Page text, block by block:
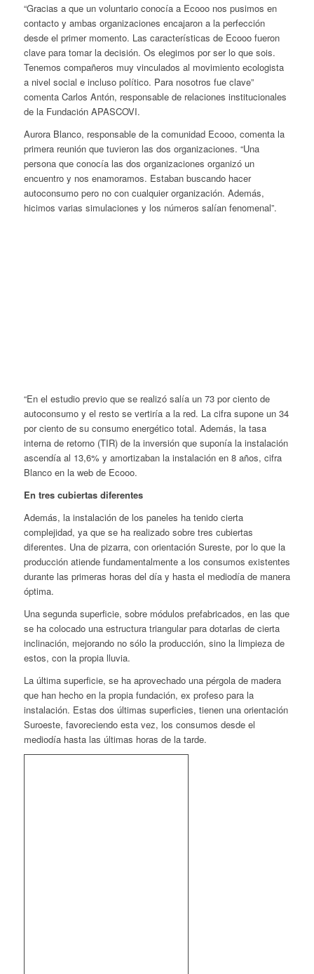
“Gracias a que un voluntario conocía a Ecooo nos pusimos en
contacto y ambas organizaciones encajaron a la perfección
desde el primer momento. Las características de Ecooo fueron
clave para tomar la decisión. Os elegimos por ser lo que sois.
Tenemos compañeros muy vinculados al movimiento ecologista
a nivel social e incluso político. Para nosotros fue clave”
comenta Carlos Antón, responsable de relaciones institucionales
de la Fundación APASCOVI.
Aurora Blanco, responsable de la comunidad Ecooo, comenta la
primera reunión que tuvieron las dos organizaciones. “Una
persona que conocía las dos organizaciones organizó un
encuentro y nos enamoramos. Estaban buscando hacer
autoconsumo pero no con cualquier organización. Además,
hicimos varias simulaciones y los números salían fenomenal”.
“En el estudio previo que se realizó salía un 73 por ciento de
autoconsumo y el resto se vertiría a la red. La cifra supone un 34
por ciento de su consumo energético total. Además, la tasa
interna de retorno (TIR) de la inversión que suponía la instalación
ascendía al 13,6% y amortizaban la instalación en 8 años, cifra
Blanco en la web de Ecooo.
En tres cubiertas diferentes
Además, la instalación de los paneles ha tenido cierta
complejidad, ya que se ha realizado sobre tres cubiertas
diferentes. Una de pizarra, con orientación Sureste, por lo que la
producción atiende fundamentalmente a los consumos existentes
durante las primeras horas del día y hasta el mediodía de manera
óptima.
Una segunda superficie, sobre módulos prefabricados, en las que
se ha colocado una estructura triangular para dotarlas de cierta
inclinación, mejorando no sólo la producción, sino la limpieza de
estos, con la propia lluvia.
La última superficie, se ha aprovechado una pérgola de madera
que han hecho en la propia fundación, ex profeso para la
instalación. Estas dos últimas superficies, tienen una orientación
Suroeste, favoreciendo esta vez, los consumos desde el
mediodía hasta las últimas horas de la tarde.